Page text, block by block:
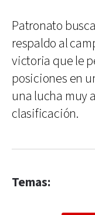
Patronato
respaldo al
victoria que le
posiciones en
una lucha muy
clasificación.
Temas: